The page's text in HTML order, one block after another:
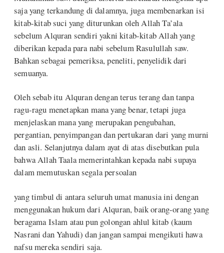
saja yang terkandung di dalamnya, juga membenarkan isi
kitab-kitab suci yang diturunkan oleh Allah Ta’ala
sebelum Alquran sendiri yakni kitab-kitab Allah yang
diberikan kepada para nabi sebelum Rasulullah saw.
Bahkan sebagai pemeriksa, peneliti, penyelidik dari
semuanya.
Oleh sebab itu Alquran dengan terus terang dan tanpa
ragu-ragu menetapkan mana yang benar, tetapi juga
menjelaskan mana yang merupakan pengubahan,
pergantian, penyimpangan dan pertukaran dari yang murni
dan asli. Selanjutnya dalam ayat di atas disebutkan pula
bahwa Allah Taala memerintahkan kepada nabi supaya
dalam memutuskan segala persoalan
yang timbul di antara seluruh umat manusia ini dengan
menggunakan hukum dari Alquran, baik orang-orang yang
beragama Islam atau pun golongan ahlul kitab (kaum
Nasrani dan Yahudi) dan jangan sampai mengikuti hawa
nafsu mereka sendiri saja.